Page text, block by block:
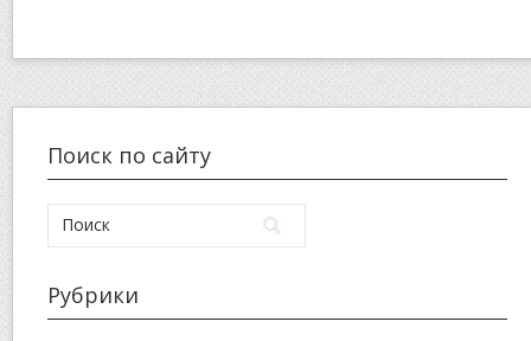
Поиск по сайту
Рубрики